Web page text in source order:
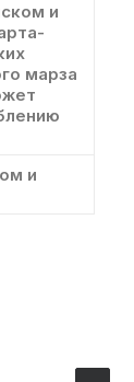
и
марза
и